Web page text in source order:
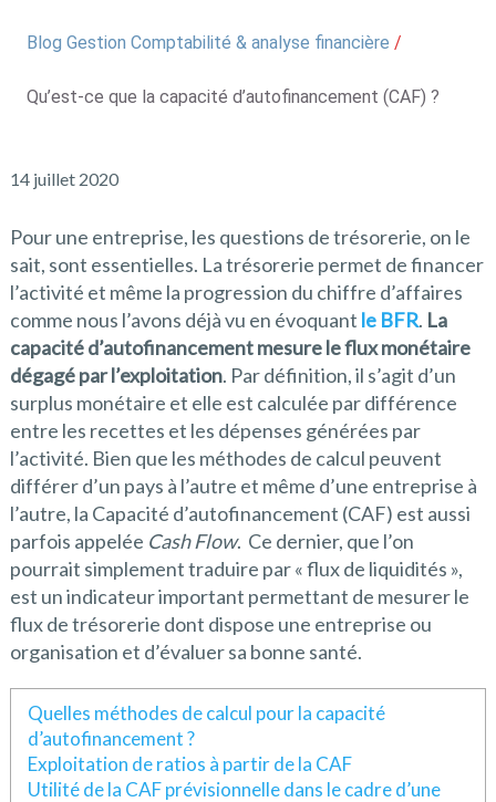
Blog Gestion Comptabilité & analyse financière /
Qu’est-ce que la capacité d’autofinancement (CAF) ?
14 juillet 2020
Pour une entreprise, les questions de trésorerie, on le
sait, sont essentielles. La trésorerie permet de financer
l’activité et même la progression du chiffre d’affaires
comme nous l’avons déjà vu en évoquant le BFR. La
capacité d’autofinancement mesure le flux monétaire
dégagé par l’exploitation. Par définition, il s’agit d’un
surplus monétaire et elle est calculée par différence
entre les recettes et les dépenses générées par
l’activité. Bien que les méthodes de calcul peuvent
différer d’un pays à l’autre et même d’une entreprise à
l’autre, la Capacité d’autofinancement (CAF) est aussi
parfois appelée Cash Flow. Ce dernier, que l’on
pourrait simplement traduire par « flux de liquidités »,
est un indicateur important permettant de mesurer le
flux de trésorerie dont dispose une entreprise ou
organisation et d’évaluer sa bonne santé.
Quelles méthodes de calcul pour la capacité
d’autofinancement ?
Exploitation de ratios à partir de la CAF
Utilité de la CAF prévisionnelle dans le cadre d’une